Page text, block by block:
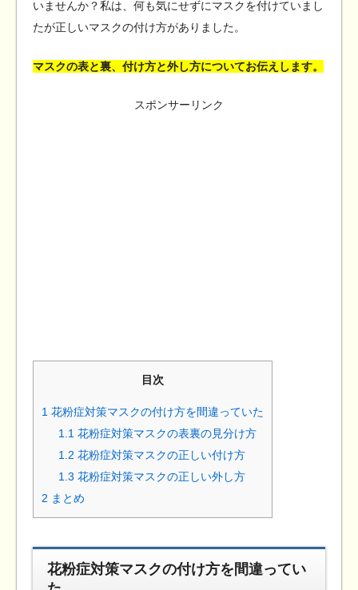
いませんか？私は、何も気にせずにマスクを付けていまし
たが正しいマスクの付け方がありました。
マスクの表と裏、付け方と外し方についてお伝えします。
スポンサーリンク
目次
1 花粉症対策マスクの付け方を間違っていた
1.1 花粉症対策マスクの表裏の見分け方
1.2 花粉症対策マスクの正しい付け方
1.3 花粉症対策マスクの正しい外し方
2 まとめ
花粉症対策マスクの付け方を間違ってい